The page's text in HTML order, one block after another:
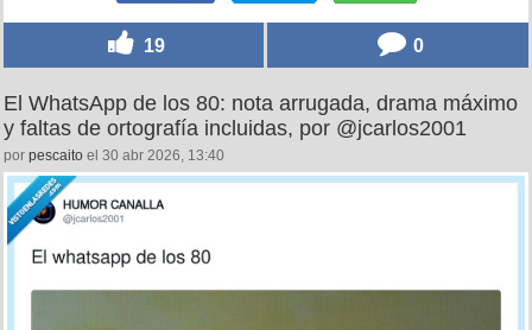
19 0
El WhatsApp de los 80: nota arrugada, drama máximo
y faltas de ortografía incluidas, por @jcarlos2001
por pescaito el 30 abr 2026, 13:40